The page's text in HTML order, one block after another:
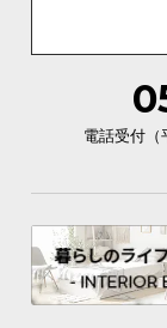
電話受付（